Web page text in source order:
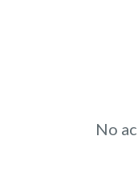
No